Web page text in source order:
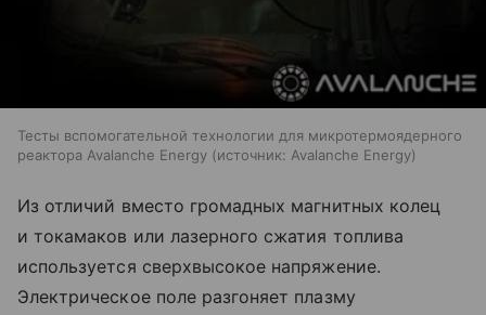
Тесты вспомогательной технологии для микротермоядерного
реактора Avalanche Energy
источник: Avalanche Energy
Из отличий вместо громадных магнитных колец
и токамаков или лазерного сжатия топлива
используется сверхвысокое напряжение.
Электрическое поле разгоняет плазму